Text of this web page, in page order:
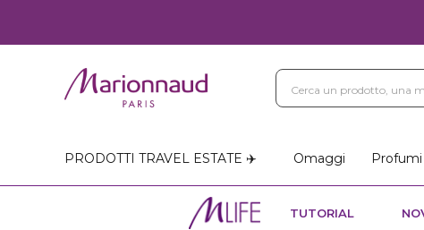
PRODOTTI TRAVEL ESTATE ✈️ Omaggi Profumi
TUTORIAL